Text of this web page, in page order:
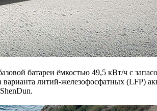
батареи ёмкостью 49,5 кВт/ч с
литий-железофосфатных (LFP)